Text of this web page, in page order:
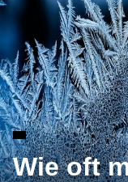
Wie oft